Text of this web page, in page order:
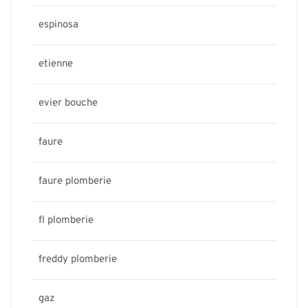
espinosa
etienne
evier bouche
faure
faure plomberie
fl plomberie
freddy plomberie
gaz